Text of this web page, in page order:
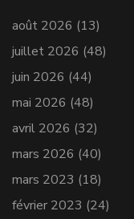
août 2026 (13)
juillet 2026 (48)
juin 2026 (44)
mai 2026 (48)
avril 2026 (32)
mars 2026 (40)
mars 2023 (18)
février 2023 (24)